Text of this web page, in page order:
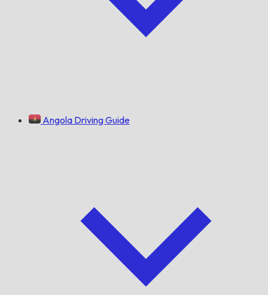
Angola Driving Guide